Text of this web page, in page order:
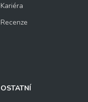
Kariéra
Recenze
OSTATNÍ